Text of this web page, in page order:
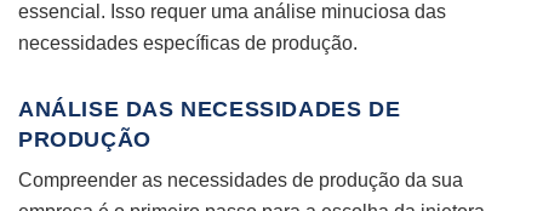
essencial. Isso requer uma análise minuciosa das
necessidades específicas de produção.
ANÁLISE DAS NECESSIDADES DE
PRODUÇÃO
Compreender as necessidades de produção da sua